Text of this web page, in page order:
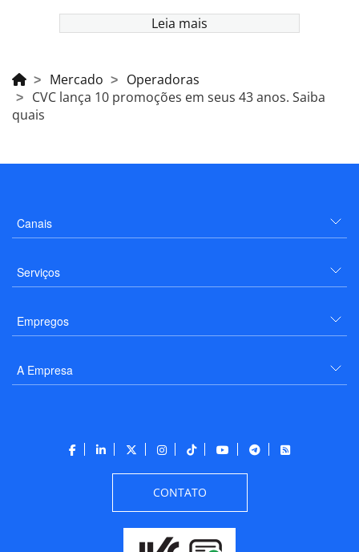
Leia mais
Mercado
Operadoras
CVC lança 10 promoções em seus 43 anos. Saiba
quais
Canais
Serviços
Empregos
A Empresa
CONTATO